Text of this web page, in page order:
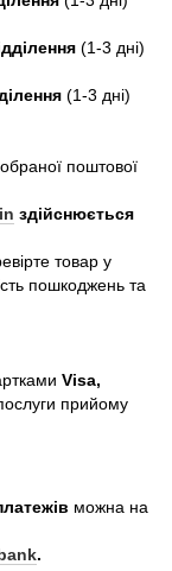
(1-3 дні)
(1-3 дні)
поштової
здійснюється
товар у
пошкоджень та
Visa,
прийому
можна на
.